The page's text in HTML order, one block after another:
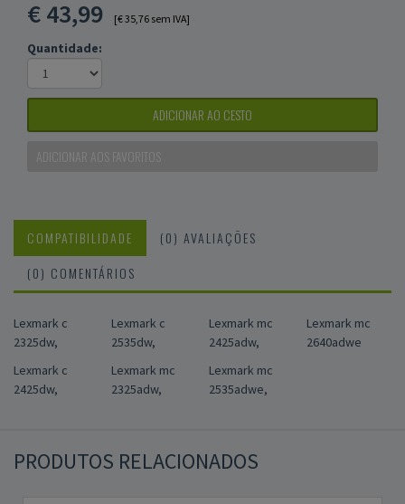
€43,99 [€ 35,76 sem IVA]
Quantidade:
ADICIONAR AO CESTO
ADICIONAR AOS FAVORITOS
COMPATIBILIDADE
(0) AVALIAÇÕES
(0) COMENTÁRIOS
Lexmark c
2325dw,
Lexmark c
2425dw,
Lexmark c
2535dw,
Lexmark mc
2325adw,
Lexmark mc
2425adw,
Lexmark mc
2535adwe,
Lexmark mc
2640adwe
PRODUTOS RELACIONADOS